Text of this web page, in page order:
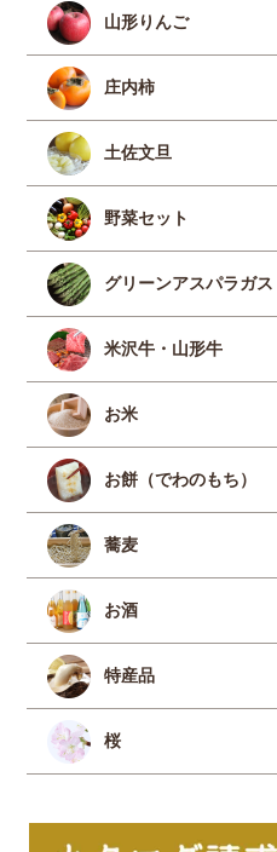
山形りんご
庄内柿
土佐文旦
野菜セット
グリーンアスパラガス
米沢牛・山形牛
お米
お餅（でわのもち）
蕎麦
お酒
特産品
桜